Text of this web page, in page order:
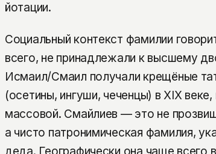
йотации.
Социальный контекст фамилии
всего, не принадлежали к высшему
Исмаил/Смаил получали крещёные
(осетины, ингуши, чеченцы) в XIX
массовой. Смайлиев — это не
а чисто патронимическая фамилия,